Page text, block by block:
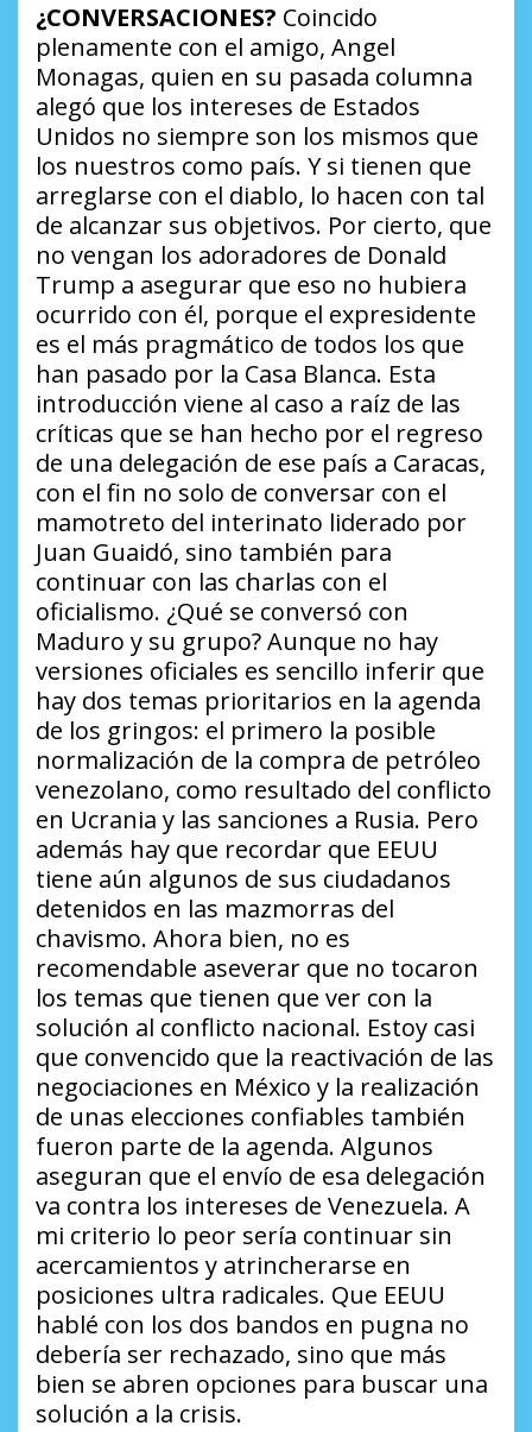
¿CONVERSACIONES? Coincido
plenamente con el amigo, Angel
Monagas, quien en su pasada columna
alegó que los intereses de Estados
Unidos no siempre son los mismos que
los nuestros como país. Y si tienen que
arreglarse con el diablo, lo hacen con tal
de alcanzar sus objetivos. Por cierto, que
no vengan los adoradores de Donald
Trump a asegurar que eso no hubiera
ocurrido con él, porque el expresidente
es el más pragmático de todos los que
han pasado por la Casa Blanca. Esta
introducción viene al caso a raíz de las
críticas que se han hecho por el regreso
de una delegación de ese país a Caracas,
con el fin no solo de conversar con el
mamotreto del interinato liderado por
Juan Guaidó, sino también para
continuar con las charlas con el
oficialismo. ¿Qué se conversó con
Maduro y su grupo?Aunque no hay
versiones oficiales es sencillo inferir que
hay dos temas prioritarios en la agenda
de los gringos: el primero la posible
normalización de la compra de petróleo
venezolano, como resultado del conflicto
en Ucrania y las sanciones a Rusia. Pero
además hay que recordar que EEUU
tiene aún algunos de sus ciudadanos
detenidos en las mazmorras del
chavismo. Ahora bien, no es
recomendable aseverar que no tocaron
los temas que tienen que ver con la
solución al conflicto nacional. Estoy casi
que convencido que la reactivación de las
negociaciones en México y la realización
de unas elecciones confiables también
fueron parte de la agenda. Algunos
aseguran que el envío de esa delegación
va contra los intereses de Venezuela. A
mi criterio lo peor sería continuar sin
acercamientos y atrincherarse en
posiciones ultra radicales. Que EEUU
hablé con los dos bandos en pugna no
debería ser rechazado, sino que más
bien se abren opciones para buscar una
solución a la crisis.